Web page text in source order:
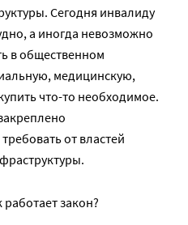
Сегодня инвалиду
а иногда невозможно
в общественном
медицинскую,
что-то необходимое.
от властей
закон?